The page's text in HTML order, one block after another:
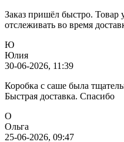
Заказ пришёл быстро. Товар
отслеживать во время
Ю
Юлия
30-06-2026, 11:39
Коробка с саше была
Быстрая доставка. Спасибо
О
Ольга
25-06-2026, 09:47